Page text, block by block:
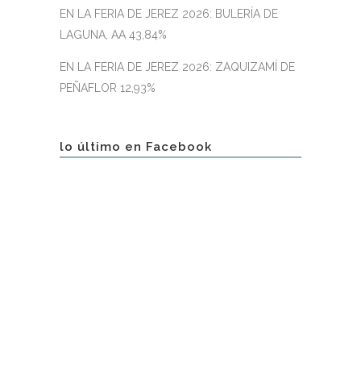
EN LA FERIA DE JEREZ 2026: BULERÍA DE
LAGUNA, AA 43,84%
EN LA FERIA DE JEREZ 2026: ZAQUIZAMÍ DE
PEÑAFLOR 12,93%
lo último en Facebook